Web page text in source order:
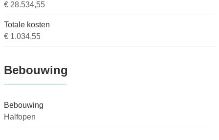
€ 28.534,55
Totale kosten
€ 1.034,55
Bebouwing
Bebouwing
Halfopen